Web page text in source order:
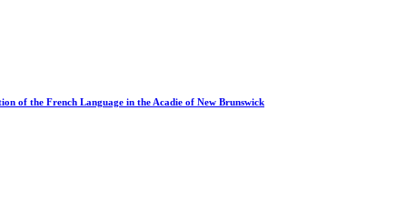
of the French Language in the Acadie of New Brunswick